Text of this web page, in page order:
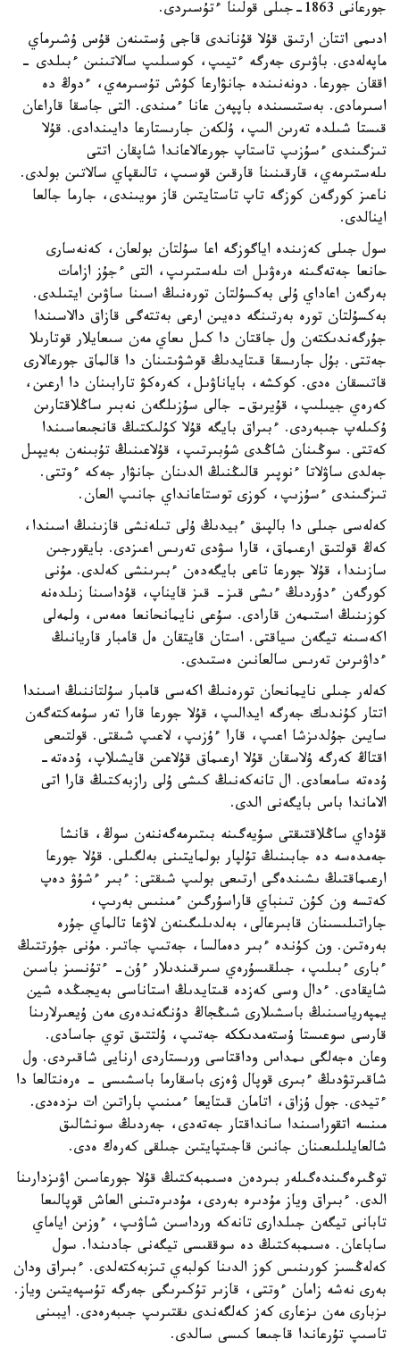
جورعانى 1863-جىلى قولىنا ءتۇسىردى.
ادىمى اتتان ارتىق قۇلا قۇناندى قاجى ۇستىنەن قۇس ۇشىرماي
ماپەلەدى. باۋىرى جەرگە ءتيىپ، كوسىلىپ سالاتىنىن ءبىلدى -
اققان جورعا. دونەنىندە جانۋارعا كۇش تۇسىرمەي، ءدوڭ دە
اسىرمادى. بەستىسىندە باپپەن عانا ءمىندى. التى جاسقا قاراعان
قىستا شىلدە تەرىن الىپ، ۇلكەن جارىستارعا دايىندادى. قۇلا
تىزگىندى ءسۇزىپ تاستاپ جورعالاعاندا شاپقان اتتى
ىلەستىرمەي، قارقىنىنا قارقىن قوسىپ، تالىقپاي سالاتىن بولدى.
ناعىز كورگەن كوزگە تاپ تاستايتىن قاز مويىندى، جارما جالعا
اينالدى.
سول جىلى كەزىندە اياگوزگە اعا سۇلتان بولعان، كەنەسارى
حانعا جەتەگىنە ەرەۋىل ات ىلەستىرىپ، التى ءجۇز ازامات
بەرگەن اعاداي ۇلى بەكسۇلتان تورەنىڭ اسىنا ساۋىن ايتىلدى.
بەكسۇلتان تورە بەرتىنگە دەيىن ارعى بەتتەگى قازاق دالاسىندا
جۇرگەندىكتەن ول جاقتان دا كىل ىعاي مەن سىعايلار قوتارىلا
جەتتى. بۇل جارىسقا قىتايدىڭ قوشۋىتىنان دا قالماق جورعالارى
قاتىسقان ەدى. كوكشە، باياناۋىل، كەرەكۋ تارابىنان دا ارعىن،
كەرەي جيىلىپ، قۇيرىق- جالى سۇزىلگەن نەبىر ساڭلاقتارىن
ۇكىلەپ جىبەردى. ءبىراق بايگە قۇلا كۇلىكتىڭ قانجىعاسىندا
كەتتى. سوڭىنان شاڭدى شۇبىرتىپ، قۇلاعىنىڭ تۇبىنەن بەيپىل
جەلدى ساۋلاتا ءنوپىر قالىڭنىڭ الدىنان جانۋار جەكە ءوتتى.
تىزگىندى ءسۇزىپ، كوزى توستاعانداي جانىپ العان.
كەلەسى جىلى دا بالپىق ءبيدىڭ ۇلى تىلەنشى قازىنىڭ اسىندا،
كەڭ قولتىق ارعىماق، قارا سۋدى تەرىس اعىزدى. بايقورجىن
سازىندا، قۇلا جورعا تاعى بايگەدەن ءبىرىنشى كەلدى. مۇنى
كورگەن ءدۇردىڭ ءىشى قىز- قىز قايناپ، قۇداسىنا زىلدەنە
كوزىنىڭ استىمەن قارادى. سۇعى نايمانحانعا ەمەس، ولمەلى
اكەسىنە تيگەن سياقتى. استان قايتقان ەل قامبار قاريانىڭ
ءداۋىرىن تەرىس سالعانىن ەستىدى.
كەلەر جىلى نايمانحان تورەنىڭ اكەسى قامبار سۇلتاننىڭ اسىندا
اتتار كۇندىك جەرگە ايدالىپ، قۇلا جورعا قارا تەر سۇمەكتەگەن
سايىن جۇلدىزشا اعىپ، قارا ءۇزىپ، لاعىپ شىقتى. قولتىعى
اقتاڭ كەرگە ۇلاسقان قۇلا ارعىماق قۇلاعىن قايشىلاپ، ۇدەتە-
ۇدەتە سامعادى. ال تانەكەنىڭ كىشى ۇلى رازبەكتىڭ قارا اتى
الاماندا باس بايگەنى الدى.
قۇداي ساڭلاقتىقتى سۇيەگىنە بىتىرمەگەننەن سوڭ، قانشا
جەمدەسە دە جابىنىڭ تۇلپار بولمايتىنى بەلگىلى. قۇلا جورعا
ارعىماقتىڭ ىشىندەگى ارتىعى بولىپ شىقتى: ءبىر ءشۇۋ دەپ
كەتسە ون كۇن تىنباي قاراسۇرگىن ءمىنىس بەرىپ،
جاراتىلىسىنان قابىرعالى، بەلدىلىگىنەن لاۋعا تالماي جۇرە
بەرەتىن. ون كۇندە ءبىر دەمالسا، جەتىپ جاتىر. مۇنى جۇرتتىڭ
ءبارى ءبىلىپ، جىلقىسۇرەي سىرقىندىلار ءۇن- ءتۇنسىز باسىن
شايقادى. ءدال وسى كەزدە قىتايدىڭ استاناسى بەيجىڭدە شين
يمپەرياسىنىڭ باسشىلارى شىڭجاڭ دۇنگەندەرى مەن ۇيعىرلارىنا
قارسى سوعىستا ۇستەمدىككە جەتىپ، ۇلتتىق توي جاسادى.
وعان ەجەلگى ىمداس وداقتاسى ورىستاردى ارنايى شاقىردى. ول
شاقىرتۋدىڭ ءبىرى قوپال ۋەزى باسقارما باسشىسى - ەرەنتالعا دا
ءتيدى. جول ۇزاق، اتامان قىتايعا ءمىنىپ باراتىن ات ىزدەدى.
مىنسە اتقوراسىندا سانداقتار جەتەدى، جەردىڭ سونشالىق
شالعايلىلىعىنان جانىن قاجىتپايتىن جىلقى كەرەك ەدى.
توڭىرەگىندەگىلەر بىردەن ەسىمبەكتىڭ قۇلا جورعاسىن اۋىزدارىنا
الدى. ءبىراق وياز مۇدىرە بەردى، مۇدىرەتىنى العاش قوپالىعا
تابانى تيگەن جىلدارى تانەكە ورداسىن شاۋىپ، ءوزىن اياماي
ساباعان. ەسىمبەكتىڭ دە سوققىسى تيگەنى جادىندا. سول
كەلەڭسىز كورىنىس كوز الدىنا كولبەي تىزبەكتەلدى. ءبىراق ودان
بەرى نەشە زامان ءوتتى، قازىر تۇكىرىگى جەرگە تۇسپەيتىن وياز.
ىزبارى مەن ىزعارى كەز كەلگەندى ىقتىرىپ جىبەرەدى. ايبىنى
تاسىپ تۇرعاندا قاجىعا كىسى سالدى.